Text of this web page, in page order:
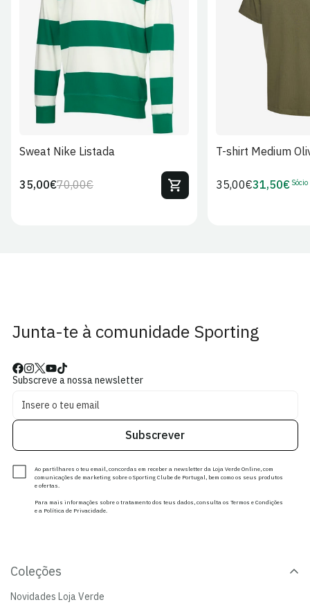
S XL 2XL
Sweat Nike Listada
Preço
70,00€Preço
35,00€
T-shirt Medium
Preço
35,00€Preço
31,50€ Sócio
Junta-te à comunidade Sporting
Subscreve a nossa newsletter
Subscrever
Ao partilhares o teu email, concordas em receber a newsletter da Loja Verde Online, com
comunicações de marketing sobre o Sporting Clube de Portugal, bem como os seus produtos
e ofertas.
Para mais informações sobre o tratamento dos teus dados, consulta os Termos e Condições
e a Política de Privacidade.
Coleções
Novidades Loja Verde